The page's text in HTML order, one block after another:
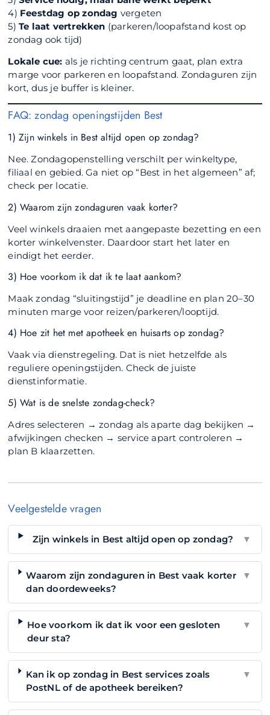
4) Feestdag op zondag vergeten
5)Te laat vertrekken (parkeren/loopafstand kost op
zondag ook tijd)
Lokale cue: als je richting centrum gaat, plan extra
marge voor parkeren en loopafstand. Zondaguren zijn
kort, dus je buffer is kleiner.
FAQ: zondag openingstijden Best
1) Zijn winkels in Best altijd open op zondag?
Nee. Zondagopenstelling verschilt per winkeltype,
filiaal en gebied. Ga niet op “Best in het algemeen” af;
check per locatie.
2) Waarom zijn zondaguren vaak korter?
Veel winkels draaien met aangepaste bezetting en een
korter winkelvenster. Daardoor start het later en
eindigt het eerder.
3) Hoe voorkom ik dat ik te laat aankom?
Maak zondag “sluitingstijd” je deadline en plan 20–30
minuten marge voor reizen/parkeren/looptijd.
4) Hoe zit het met apotheek en huisarts op zondag?
Vaak via dienstregeling. Dat is niet hetzelfde als
reguliere openingstijden. Check de juiste
dienstinformatie.
5) Wat is de snelste zondag-check?
Adres selecteren → zondag als aparte dag bekijken →
afwijkingen checken → service apart controleren →
plan B klaarzetten.
Veelgestelde vragen
Zijn winkels in Best altijd open op zondag? ▼
Waarom zijn zondaguren in Best vaak korter
dan doordeweeks?
▼
Hoe voorkom ik dat ik voor een gesloten
deur sta?
▼
Kan ik op zondag in Best services zoals
PostNL of de apotheek bereiken?
▼